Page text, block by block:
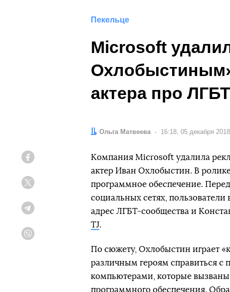
Пекельце
Microsoft
актера про
Автор:
Ольга Матвеева Дата:
16:18, 05 декабря 2018
Компания Microsoft удалила
актер Иван Охлобыстин. В
программное обеспечение.
социальных сетях,
адрес ЛГБТ-сообщества и
TJ.
По сюжету, Охлобыстин играет
различным героям справиться с
компьютерами, которые
программного обеспечения.